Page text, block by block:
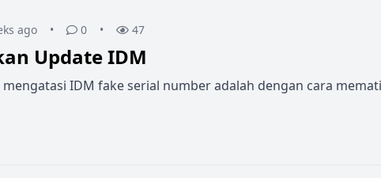
ago • 0 • 47
Update IDM
IDM fake serial number adalah dengan cara